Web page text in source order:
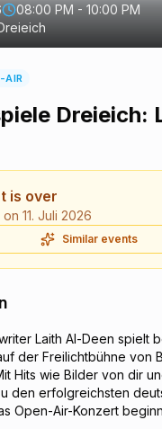
08:00 PM - 10:00 PM
AIR
Dreieich:
is over
11. Juli 2026
Similar events
Laith Al-Deen spielt
der Freilichtbühne von
Hits wie Bilder von dir
den erfolgreichsten
Open-Air-Konzert